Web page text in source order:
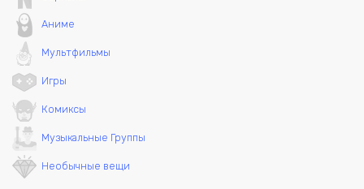
Аниме
Мультфильмы
Игры
Комиксы
Музыкальные Группы
Необычные вещи